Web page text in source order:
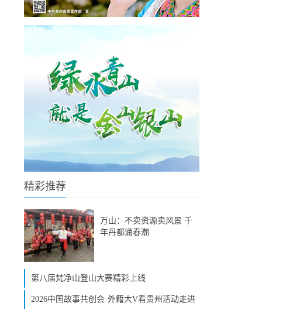
精彩推荐
万山：不卖资源卖风景 千
年丹都涌春潮
第八届梵净山登山大赛精彩上线
2026中国故事共创会·外籍大V看贵州活动走进